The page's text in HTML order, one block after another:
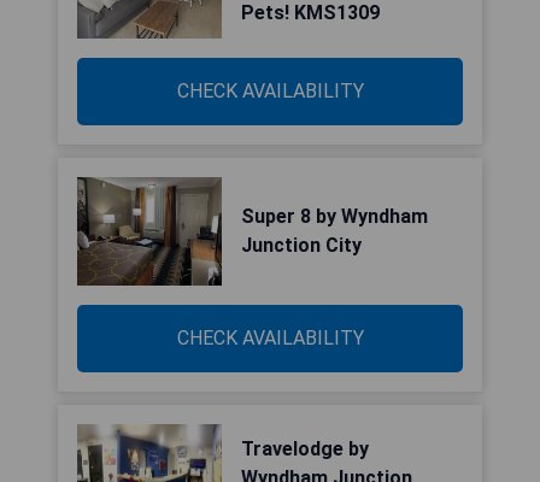
Pets! KMS1309
CHECK AVAILABILITY
Super 8 by Wyndham
Junction City
CHECK AVAILABILITY
Travelodge by